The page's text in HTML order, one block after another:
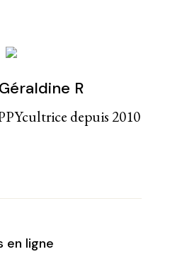
R
depuis 2010
en ligne